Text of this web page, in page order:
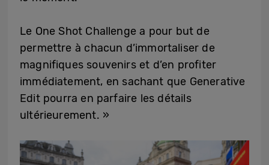
Le One Shot Challenge a pour but de
permettre à chacun d’immortaliser de
magnifiques souvenirs et d’en profiter
immédiatement, en sachant que Generative
Edit pourra en parfaire les détails
ultérieurement. »